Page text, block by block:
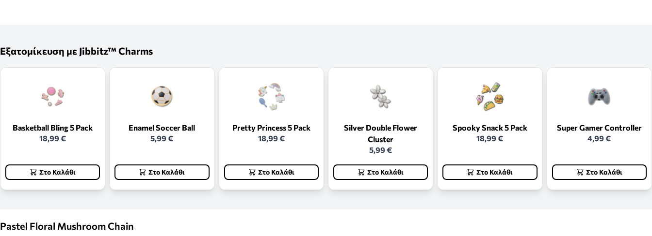
Εξατομίκευση με Jibbitz™ Charms
Basketball Bling 5 Pack
18,99 €
Στο Καλάθι
Enamel Soccer Ball
5,99 €
Στο Καλάθι
Pretty Princess 5 Pack
18,99 €
Στο Καλάθι
Silver Double Flower
Cluster
5,99 €
Στο Καλάθι
Spooky Snack 5 Pack
18,99 €
Στο Καλάθι
Super Gamer Controller
4,99 €
Στο Καλάθι
Pastel Floral Mushroom Chain